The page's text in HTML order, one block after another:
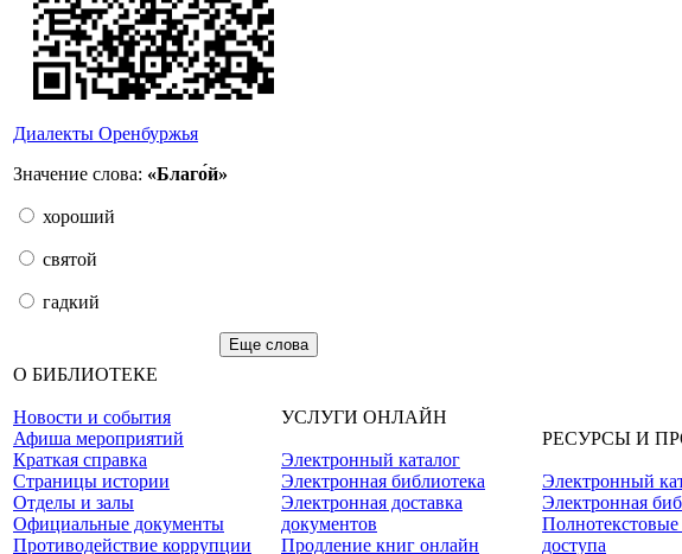
Диалекты Оренбуржья
Значение слова: «Благо́й»
хороший
святой
гадкий
Еще слова
О БИБЛИОТЕКЕ
Новости и события
Афиша мероприятий
Краткая справка
Страницы истории
Отделы и залы
Официальные документы
Противодействие коррупции
УСЛУГИ ОНЛАЙН
Электронный каталог
Электронная библиотека
Электронная доставка
документов
Продление книг онлайн
РЕСУРСЫ И
Электронный
Электронная
Полнотекстовые
доступа